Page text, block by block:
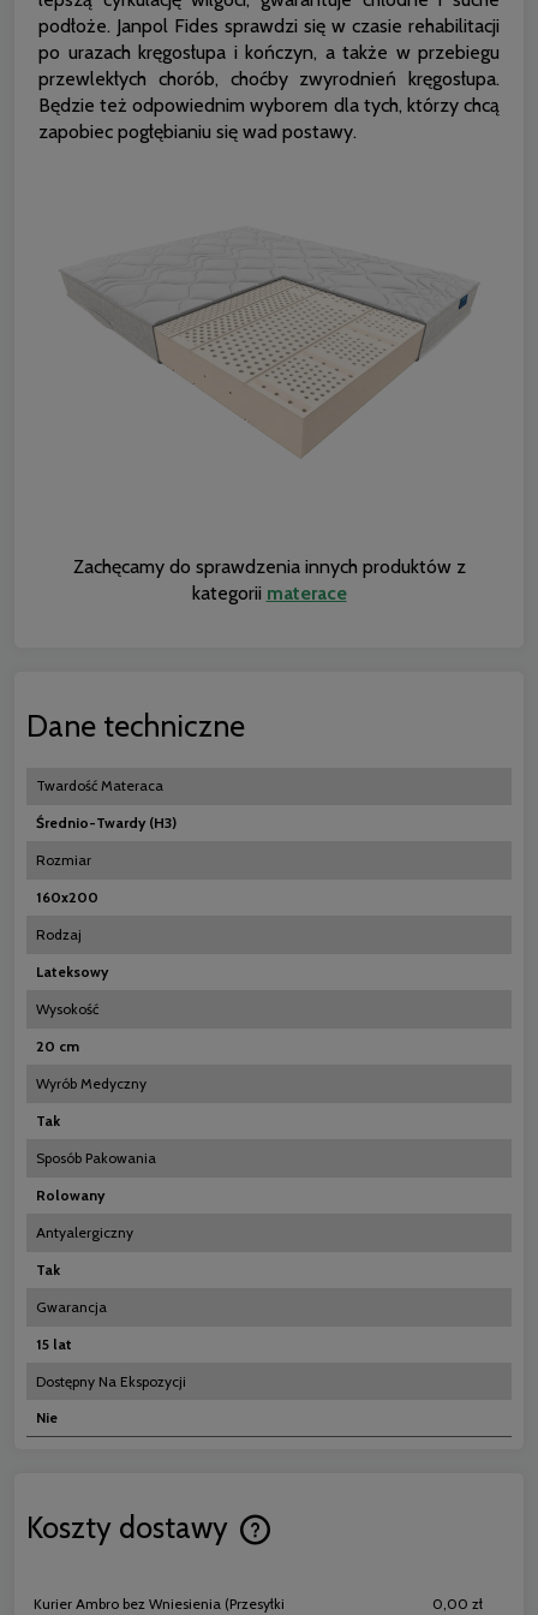
podłoże. Janpol Fides sprawdzi się w czasie rehabilitacji
po urazach kręgosłupa i kończyn, a także w przebiegu
przewlekłych chorób, choćby zwyrodnień kręgosłupa.
Będzie też odpowiednim wyborem dla tych, którzy chcą
zapobiec pogłębianiu się wad postawy.
Zachęcamy do sprawdzenia innych produktów z
kategorii materace
Dane techniczne
Twardość Materaca
Średnio-Twardy (H3)
Rozmiar
160x200
Rodzaj
Lateksowy
Wysokość
20 cm
Wyrób Medyczny
Tak
Sposób Pakowania
Rolowany
Antyalergiczny
Tak
Gwarancja
15 lat
Dostępny Na Ekspozycji
Nie
Koszty dostawy
Cena nie zawiera ewentualnych
Kurier Ambro bez Wniesienia (Przesyłki 0,00 zł